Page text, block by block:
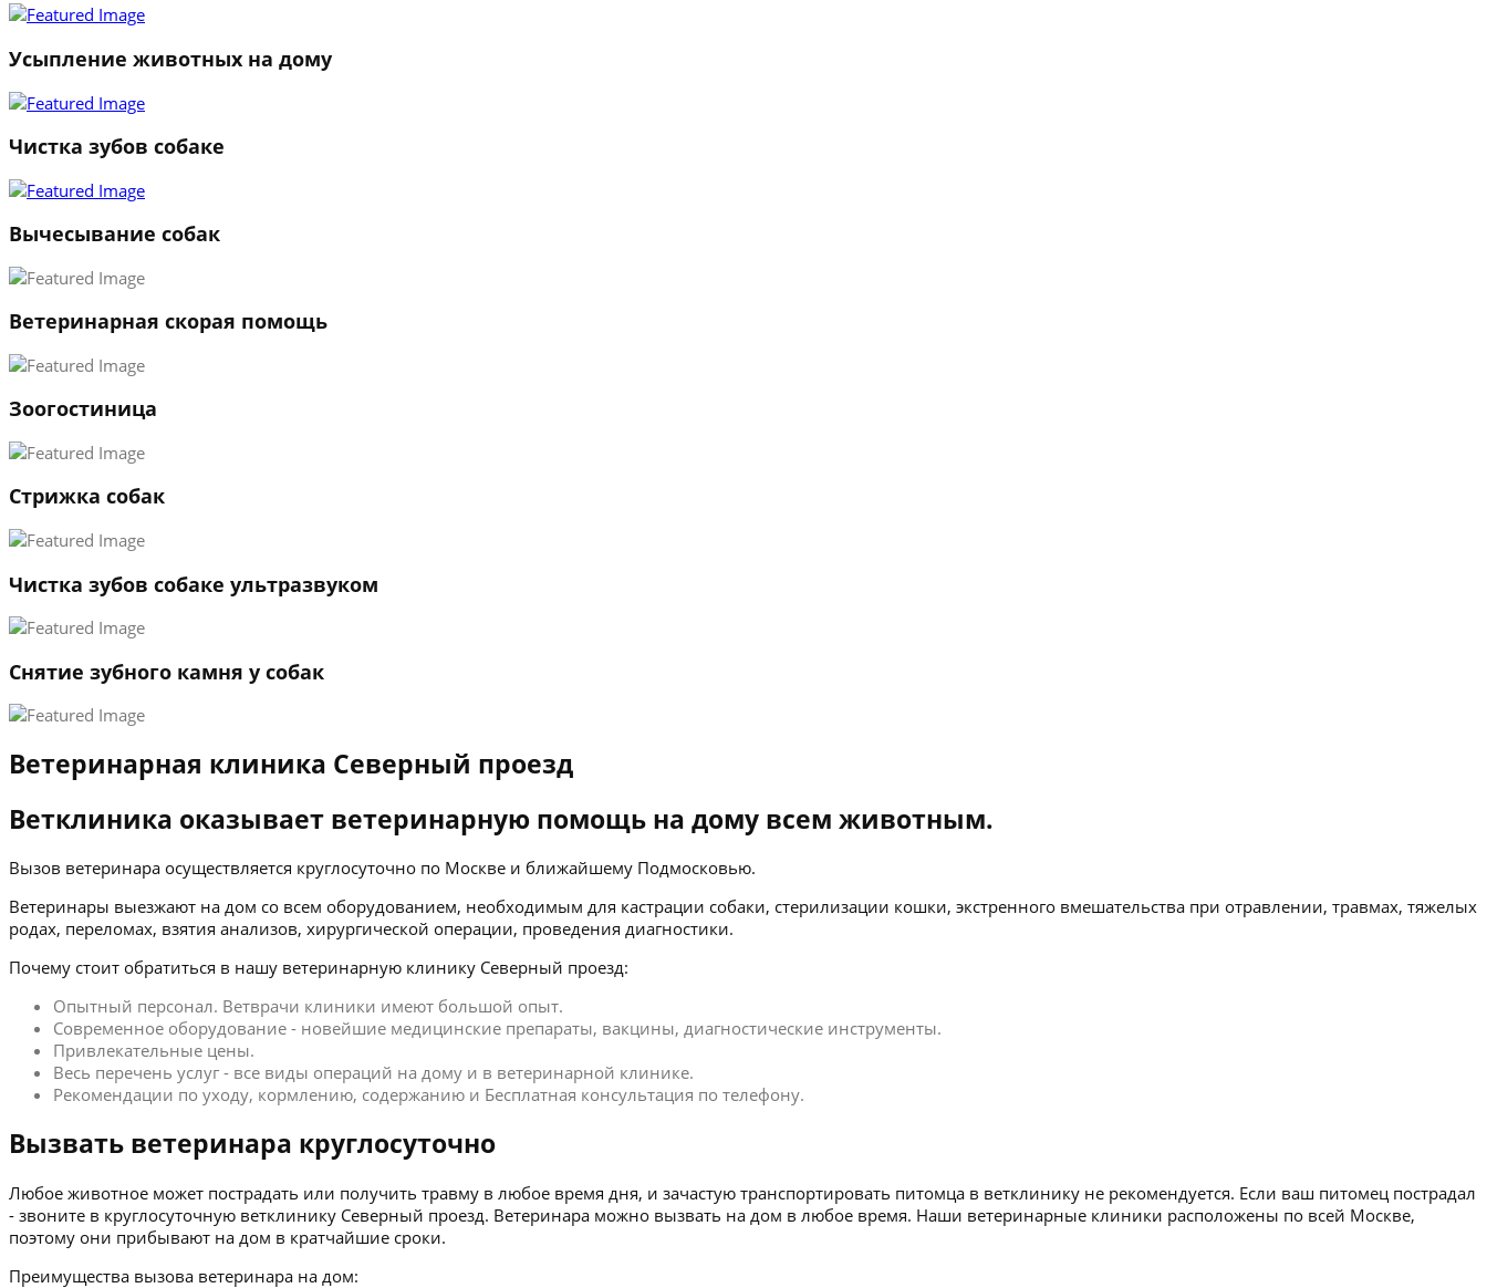
3
←
Усыпление животных на дому
Чистка зубов собаке
Вычесывание собак
Ветеринарная скорая помощь
Зоогостиница
Стрижка собак
Чистка зубов собаке ультразвуком
Снятие зубного камня у собак
Ветеринарная клиника Северный проезд
Ветклиника оказывает ветеринарную помощь на дому всем животным.
Вызов ветеринара осуществляется круглосуточно по Москве и ближайшему Подмосковью.
Ветеринары выезжают на дом со всем оборудованием, необходимым для кастрации собаки, стерилизации кошки, экстренного вмешательства при отравлении, травмах, тяжелых
родах, переломах, взятия анализов, хирургической операции, проведения диагностики.
Почему стоит обратиться в нашу ветеринарную клинику Северный проезд:
Опытный персонал. Ветврачи клиники имеют большой опыт.
Современное оборудование - новейшие медицинские препараты, вакцины, диагностические инструменты.
Привлекательные цены.
Весь перечень услуг - все виды операций на дому и в ветеринарной клинике.
Рекомендации по уходу, кормлению, содержанию и Бесплатная консультация по телефону.
Вызвать ветеринара круглосуточно
Любое животное может пострадать или получить травму в любое время дня, и зачастую транспортировать питомца в ветклинику не рекомендуется. Если ваш питомец пострадал
- звоните в круглосуточную ветклинику Северный проезд. Ветеринара можно вызвать на дом в любое время. Наши ветеринарные клиники расположены по всей Москве,
поэтому они прибывают на дом в кратчайшие сроки.
Преимущества вызова ветеринара на дом: